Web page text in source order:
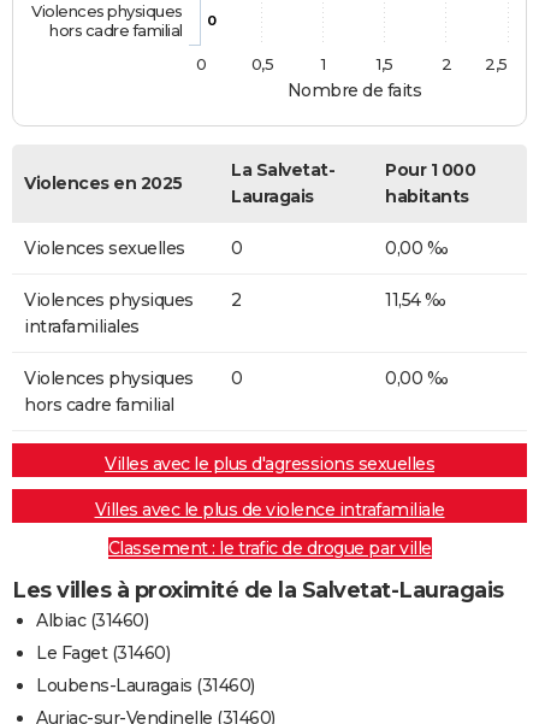
Nombre de faits
0
Violences physiques
hors cadre familial
0
0,5 1 1,5 2 2,5
Violences en 2025
La Salvetat-
Lauragais
Pour 1 000
habitants
Violences sexuelles 0 0,00 ‰
Violences physiques
intrafamiliales
2 11,54 ‰
Violences physiques
hors cadre familial
0 0,00 ‰
Villes avec le plus d'agressions sexuelles
Villes avec le plus de violence intrafamiliale
Classement : le trafic de drogue par ville
Les villes à proximité de la Salvetat-Lauragais
Albiac (31460)
Le Faget (31460)
Loubens-Lauragais (31460)
Auriac-sur-Vendinelle (31460)